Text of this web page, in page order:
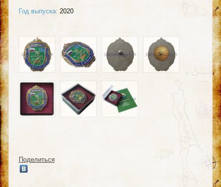
Год выпуска: 2020
Поделиться